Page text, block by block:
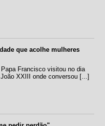
que acolhe mulheres
Francisco visitou no dia
XXIII onde conversou [...]